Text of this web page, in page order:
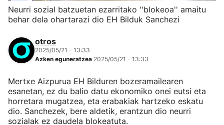
Neurri sozial batzuetan ezarritako ''blokeoa'' amaitu
behar dela ohartarazi dio EH Bilduk Sanchezi
otros
2025/05/21 - 13:33
Azken eguneratzea 2025/05/21 - 13:33
Mertxe Aizpurua EH Bilduren bozeramailearen
esanetan, ez du balio datu ekonomiko onei eutsi eta
horretara mugatzea, eta erabakiak hartzeko eskatu
dio. Sanchezek, bere aldetik, erantzun dio neurri
sozialak ez daudela blokeatuta.